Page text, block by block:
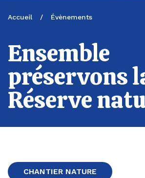
Accueil / Évènements
Ensemble
préservons
Réserve
CHANTIER NATURE